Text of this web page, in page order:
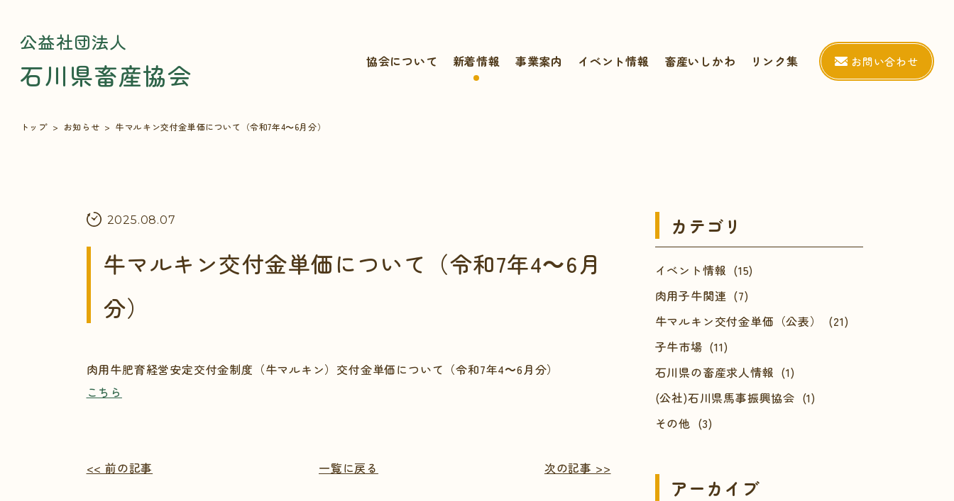
公益社団法人
石川県畜産協会 協会について 新着情報 事業案内 イベント情報 畜産いしかわ リンク集 お問い合わせ
トップ お知らせ 牛マルキン交付金単価について（令和7年4～6月分）
2025.08.07
牛マルキン交付金単価について（令和7年4～6月
分）
肉用牛肥育経営安定交付金制度（牛マルキン）交付金単価について（令和7年4～6月分）
こちら
<< 前の記事 一覧に戻る 次の記事 >>
カテゴリ
イベント情報 (15)
肉用子牛関連 (7)
牛マルキン交付金単価（公表） (21)
子牛市場 (11)
石川県の畜産求人情報 (1)
(公社)石川県馬事振興協会 (1)
その他 (3)
アーカイブ